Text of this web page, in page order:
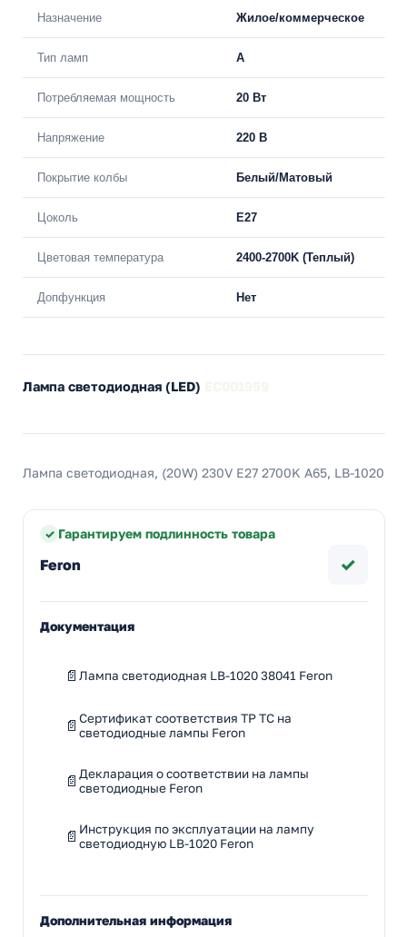
Назначение Жилое/коммерческое
Тип ламп A
Потребляемая мощность 20 Вт
Напряжение 220 В
Покрытие колбы Белый/Матовый
Цоколь E27
Цветовая температура 2400-2700K (Теплый)
Допфункция Нет
Лампа светодиодная (LED)
Лампа светодиодная, (20W) 230V E27 2700K A65, LB-1020
Гарантируем подлинность товара
Feron ✓
Документация
Лампа светодиодная LB-1020 38041 Feron
Сертификат соответствия ТР ТС на
светодиодные лампы Feron
Декларация о соответствии на лампы
светодиодные Feron
Инструкция по эксплуатации на лампу
светодиодную LB-1020 Feron
Дополнительная информация